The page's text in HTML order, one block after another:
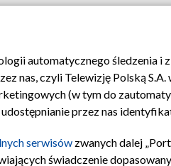
Moje zgody Pomoc
automatycznego śledzenia i
nas, czyli Telewizję Polską
(w tym do
przez nas
serwisów zwanych dalej
świadczenie